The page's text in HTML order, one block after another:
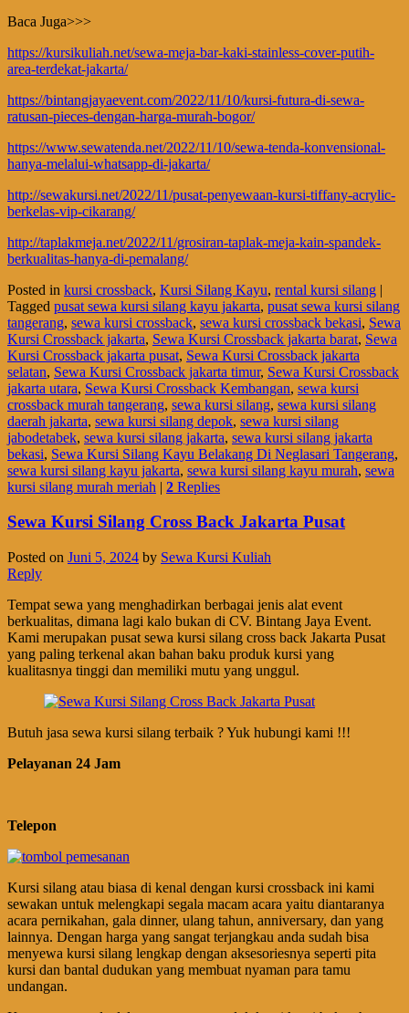
Baca Juga>>>
https://kursikuliah.net/sewa-meja-bar-kaki-stainless-cover-putih-
area-terdekat-jakarta/
https://bintangjayaevent.com/2022/11/10/kursi-futura-di-sewa-
ratusan-pieces-dengan-harga-murah-bogor/
https://www.sewatenda.net/2022/11/10/sewa-tenda-konvensional-
hanya-melalui-whatsapp-di-jakarta/
http://sewakursi.net/2022/11/pusat-penyewaan-kursi-tiffany-acrylic-
berkelas-vip-cikarang/
http://taplakmeja.net/2022/11/grosiran-taplak-meja-kain-spandek-
berkualitas-hanya-di-pemalang/
Posted in kursi crossback, Kursi Silang Kayu, rental kursi silang |
Tagged pusat sewa kursi silang kayu jakarta, pusat sewa kursi silang
tangerang, sewa kursi crossback, sewa kursi crossback bekasi, Sewa
Kursi Crossback jakarta, Sewa Kursi Crossback jakarta barat, Sewa
Kursi Crossback jakarta pusat, Sewa Kursi Crossback jakarta
selatan, Sewa Kursi Crossback jakarta timur, Sewa Kursi Crossback
jakarta utara, Sewa Kursi Crossback Kembangan, sewa kursi
crossback murah tangerang, sewa kursi silang, sewa kursi silang
daerah jakarta, sewa kursi silang depok, sewa kursi silang
jabodetabek, sewa kursi silang jakarta, sewa kursi silang jakarta
bekasi, Sewa Kursi Silang Kayu Belakang Di Neglasari Tangerang,
sewa kursi silang kayu jakarta, sewa kursi silang kayu murah, sewa
kursi silang murah meriah | 2 Replies
Sewa Kursi Silang Cross Back Jakarta Pusat
Posted on Juni 5, 2024 by Sewa Kursi Kuliah
Reply
Tempat sewa yang menghadirkan berbagai jenis alat event
berkualitas, dimana lagi kalo bukan di CV. Bintang Jaya Event.
Kami merupakan pusat sewa kursi silang cross back Jakarta Pusat
yang paling terkenal akan bahan baku produk kursi yang
kualitasnya tinggi dan memiliki mutu yang unggul.
Butuh jasa sewa kursi silang terbaik ? Yuk hubungi kami !!!
Pelayanan 24 Jam
Telepon
Kursi silang atau biasa di kenal dengan kursi crossback ini kami
sewakan untuk melengkapi segala macam acara yaitu diantaranya
acara pernikahan, gala dinner, ulang tahun, anniversary, dan yang
lainnya. Dengan harga yang sangat terjangkau anda sudah bisa
menyewa kursi silang lengkap dengan aksesoriesnya seperti pita
kursi dan bantal dudukan yang membuat nyaman para tamu
undangan.